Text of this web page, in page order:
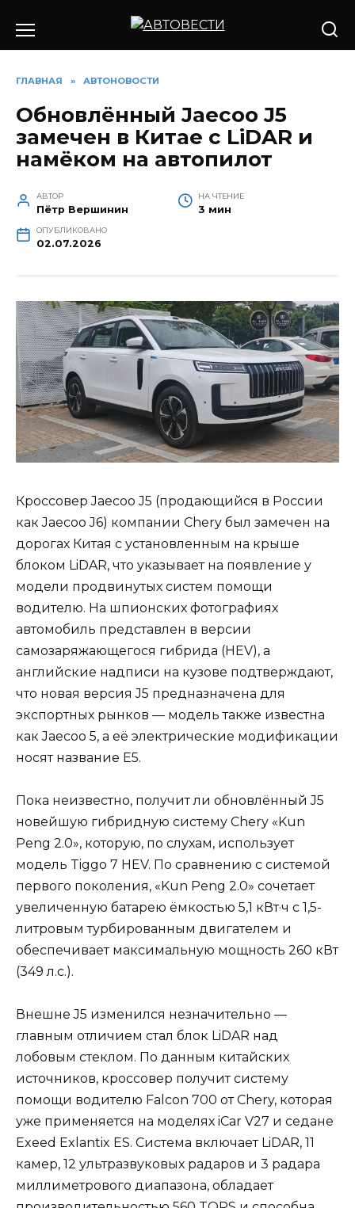
содержанию
ГЛАВНАЯ » АВТОНОВОСТИ
Обновлённый Jaecoo J5
замечен в Китае с LiDAR и
намёком на автопилот
АВТОР
Пётр Вершинин
НА ЧТЕНИЕ
3 мин
ОПУБЛИКОВАНО
02.07.2026
Кроссовер Jaecoo J5 (продающийся в России
как Jaecoo J6) компании Chery был замечен на
дорогах Китая с установленным на крыше
блоком LiDAR, что указывает на появление у
модели продвинутых систем помощи
водителю. На шпионских фотографиях
автомобиль представлен в версии
самозаряжающегося гибрида (HEV), а
английские надписи на кузове подтверждают,
что новая версия J5 предназначена для
экспортных рынков — модель также известна
как Jaecoo 5, а её электрические модификации
носят название E5.
Пока неизвестно, получит ли обновлённый J5
новейшую гибридную систему Chery «Kun
Peng 2.0», которую, по слухам, использует
модель Tiggo 7 HEV. По сравнению с системой
первого поколения, «Kun Peng 2.0» сочетает
увеличенную батарею ёмкостью 5,1 кВт·ч с 1,5-
литровым турбированным двигателем и
обеспечивает максимальную мощность 260 кВт
(349 л.с.).
Внешне J5 изменился незначительно —
главным отличием стал блок LiDAR над
лобовым стеклом. По данным китайских
источников, кроссовер получит систему
помощи водителю Falcon 700 от Chery, которая
уже применяется на моделях iCar V27 и седане
Exeed Exlantix ES. Система включает LiDAR, 11
камер, 12 ультразвуковых радаров и 3 радара
миллиметрового диапазона, обладает